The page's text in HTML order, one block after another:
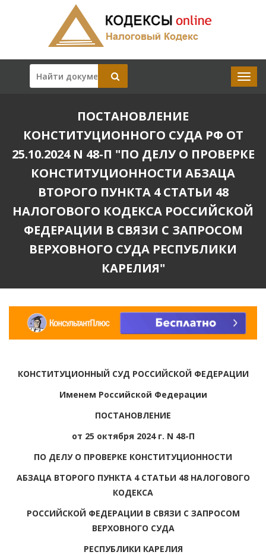
ПОСТАНОВЛЕНИЕ
КОНСТИТУЦИОННОГО СУДА РФ ОТ
25.10.2024 N 48-П "ПО ДЕЛУ О ПРОВЕРКЕ
КОНСТИТУЦИОННОСТИ АБЗАЦА
ВТОРОГО ПУНКТА 4 СТАТЬИ 48
НАЛОГОВОГО КОДЕКСА РОССИЙСКОЙ
ФЕДЕРАЦИИ В СВЯЗИ С ЗАПРОСОМ
ВЕРХОВНОГО СУДА РЕСПУБЛИКИ
КАРЕЛИЯ"
КОНСТИТУЦИОННЫЙ СУД РОССИЙСКОЙ ФЕДЕРАЦИИ
Именем Российской Федерации
ПОСТАНОВЛЕНИЕ
от 25 октября 2024 г. N 48-П
ПО ДЕЛУ О ПРОВЕРКЕ КОНСТИТУЦИОННОСТИ
АБЗАЦА ВТОРОГО ПУНКТА 4 СТАТЬИ 48 НАЛОГОВОГО
КОДЕКСА
РОССИЙСКОЙ ФЕДЕРАЦИИ В СВЯЗИ С ЗАПРОСОМ
ВЕРХОВНОГО СУДА
РЕСПУБЛИКИ КАРЕЛИЯ